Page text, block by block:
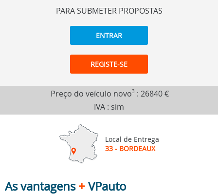
PARA SUBMETER PROPOSTAS
ENTRAR
REGISTE-SE
Preço do veículo novo3 : 26840 €
IVA : sim
Local de Entrega
33 - BORDEAUX
As vantagens+VPauto